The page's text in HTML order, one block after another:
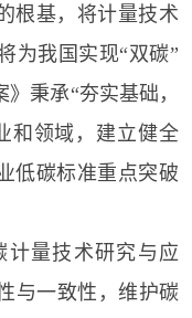
基，将计量技术
为我国实现“双碳”
秉承“夯实基础，
和领域，建立健全
低碳标准重点突破
量技术研究与应
与一致性，维护碳